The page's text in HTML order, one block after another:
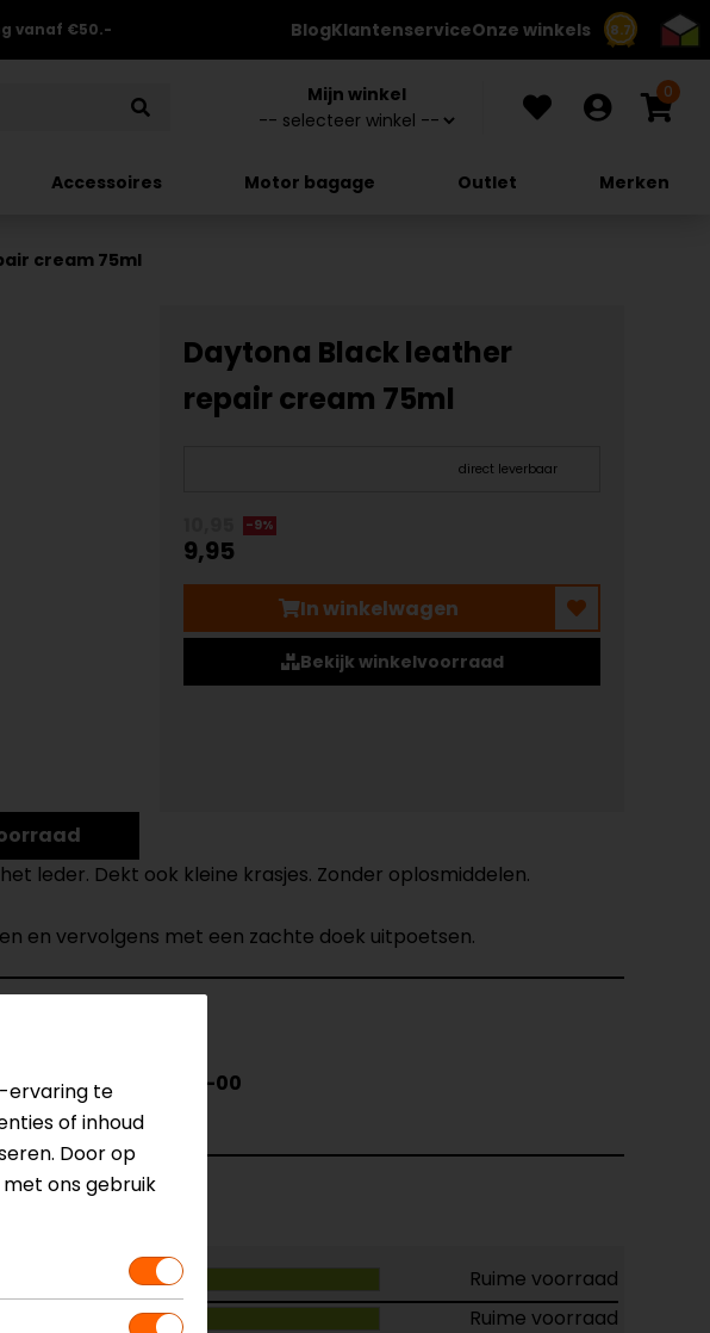
8.7
vanaf €50.- BlogKlantenserviceOnze winkels
Mijn winkel 0
Accessoires Motor bagage Outlet Merken
cream 75ml
Daytona Black leather
repair cream 75ml
direct leverbaar
-9%
9,95
In winkelwagen
Bekijk winkelvoorraad
leder. Dekt ook kleine krasjes. Zonder oplosmiddelen.
en vervolgens met een zachte doek uitpoetsen.
Model
F96251-000-00
Kleur N.v.t.
Ruime voorraad
Ruime voorraad
ervaring te
of inhoud
Door op
met ons gebruik